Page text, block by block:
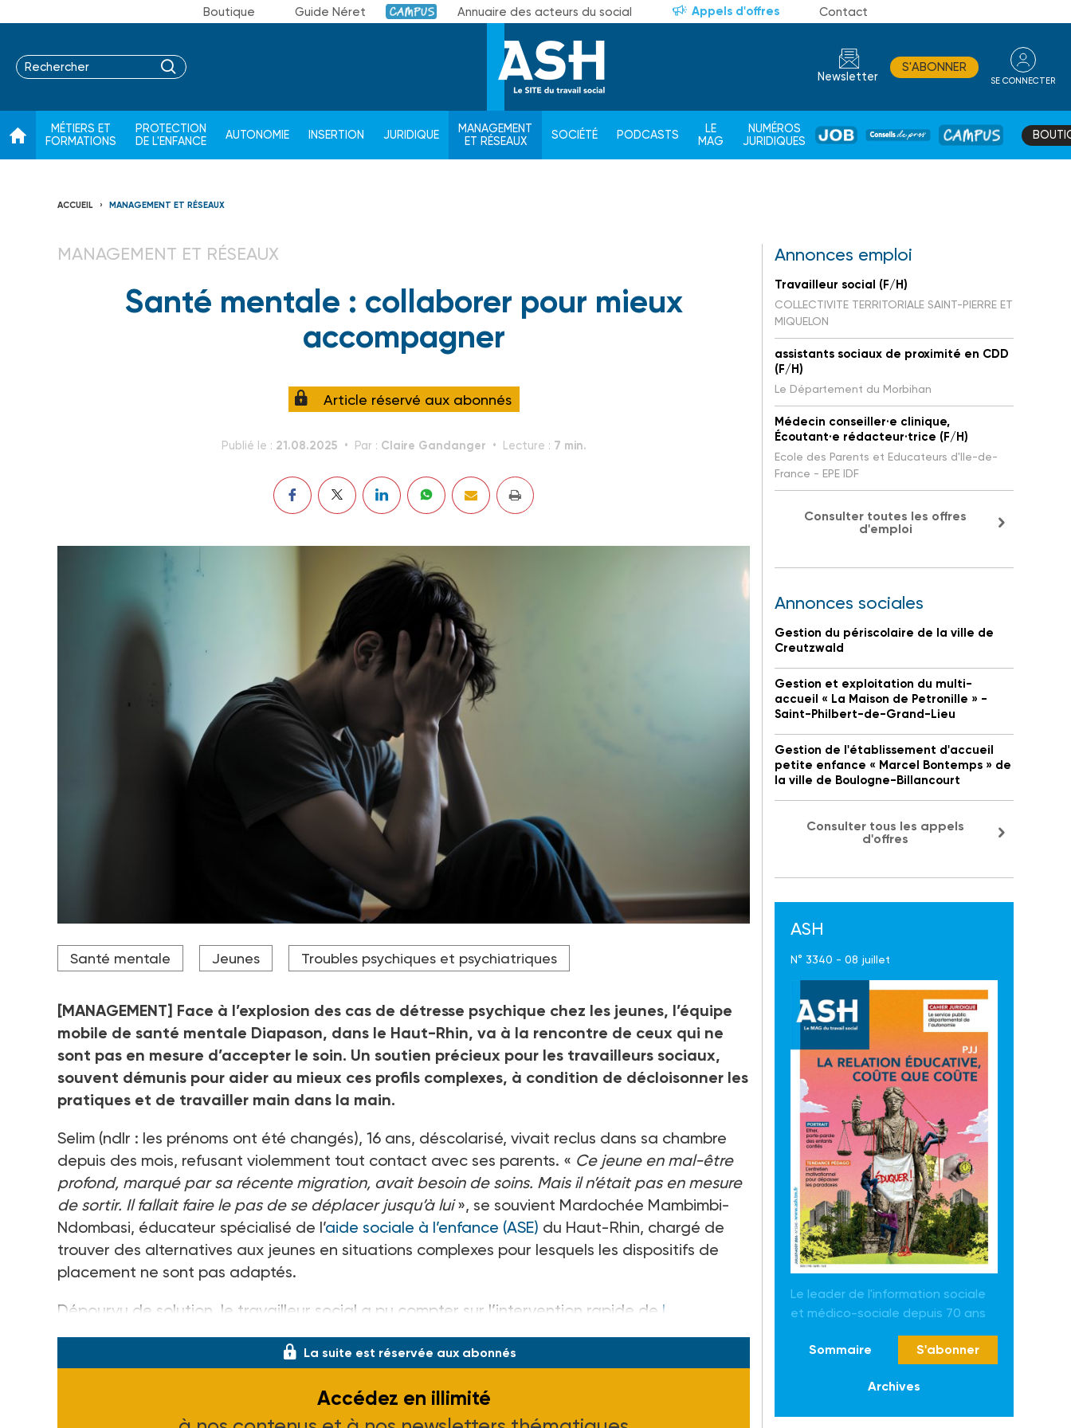
Boutique Guide Néret Campus Annuaire des acteurs du social Appels d'offres Contact
Newsletter
S'ABONNER
SE CONNECTER
MÉTIERS ET
FORMATIONS
PROTECTION
DE L'ENFANCE
AUTONOMIE INSERTION JURIDIQUE
MANAGEMENT
ET RÉSEAUX
SOCIÉTÉ PODCASTS
LE
MAG
NUMÉROS
JURIDIQUES
JOB
DE
CAMPUS
ACCUEIL MANAGEMENT ET RÉSEAUX
MANAGEMENT ET RÉSEAUX
Santé mentale : collaborer pour mieux
accompagner
Article réservé aux abonnés
Publié le : 21.08.2025 Par : Claire Gandanger Lecture : 7 min.
Rattachés au pôle de psychiatrie du groupe hospitalier de Mulhouse et Sud-Alsace, les deux infirmières et les deux
psychologues de Diapason forment une équipe mobile d’intervention précoce.
Santé mentale Jeunes Troubles psychiques et psychiatriques
[MANAGEMENT] Face à l’explosion des cas de détresse psychique chez les jeunes, l’équipe
mobile de santé mentale Diapason, dans le Haut-Rhin, va à la rencontre de ceux qui ne
sont pas en mesure d’accepter le soin. Un soutien précieux pour les travailleurs sociaux,
souvent démunis pour aider au mieux ces profils complexes, à condition de décloisonner les
pratiques et de travailler main dans la main.
Selim (ndlr : les prénoms ont été changés), 16 ans, déscolarisé, vivait reclus dans sa chambre
depuis des mois, refusant violemment tout contact avec ses parents. « Ce jeune en mal-être
profond, marqué par sa récente migration, avait besoin de soins. Mais il n’était pas en mesure
de sortir. Il fallait faire le pas de se déplacer jusqu’à lui», se souvient Mardochée Mambimbi-
Ndombasi, éducateur spécialisé de l’aide sociale à l’enfance (ASE) du Haut-Rhin, chargé de
trouver des alternatives aux jeunes en situations complexes pour lesquels les dispositifs de
placement ne sont pas adaptés.
Dépourvu de solution, le travailleur social a pu compter sur l’intervention rapide de l
La suite est réservée aux abonnés
Accédez en illimité
Annonces emploi
Travailleur social (F/H)
COLLECTIVITE TERRITORIALE SAINT-PIERRE ET
MIQUELON
assistants sociaux de proximité en CDD
(F/H)
Le Département du Morbihan
Médecin conseiller·e clinique,
Écoutant·e rédacteur·trice (F/H)
Ecole des Parents et Educateurs d'Ile-de-
France - EPE IDF
Consulter toutes les offres
d'emploi
Annonces sociales
Gestion du périscolaire de la ville de
Creutzwald
Gestion et exploitation du multi-
accueil « La Maison de Petronille » -
Saint-Philbert-de-Grand-Lieu
Gestion de l'établissement d'accueil
petite enfance « Marcel Bontemps » de
la ville de Boulogne-Billancourt
Consulter tous les appels
d'offres
ASH
N° 3340 - 08 juillet
Le leader de l'information sociale
et médico-sociale depuis 70 ans
Sommaire S'abonner
Archives